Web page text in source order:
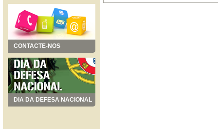
CONTACTE-NOS
DIA DA DEFESA NACIONAL